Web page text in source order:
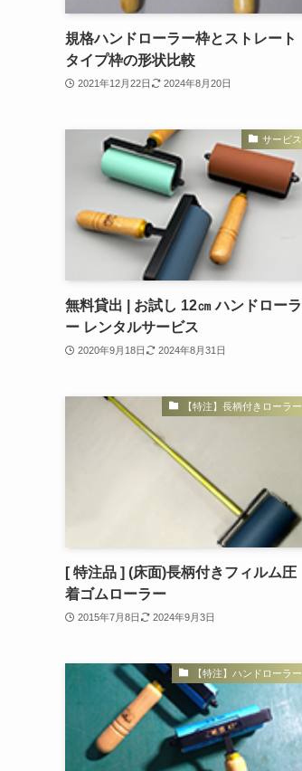
規格ハンドローラー枠とストレート
タイプ枠の形状比較
2021年12月22日 2024年8月20日
サービス
無料貸出 | お試し 12㎝ ハンドローラ
ー レンタルサービス
2020年9月18日 2024年8月31日
【特注】長柄付きローラー
[ 特注品 ] (床面)長柄付きフィルム圧
着ゴムローラー
2015年7月8日 2024年9月3日
【特注】ハンドローラー